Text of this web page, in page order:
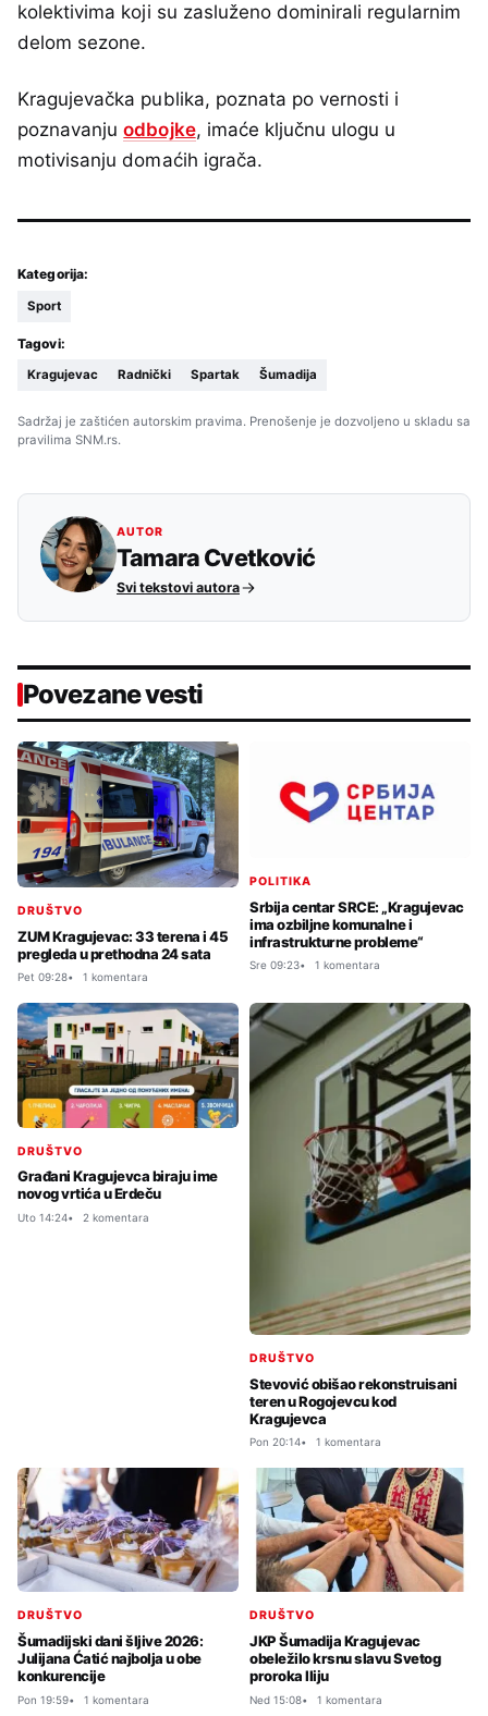
kolektivima koji su zasluženo dominirali regularnim
delom sezone.
Kragujevačka publika, poznata po vernosti i
poznavanjuodbojke, imaće ključnu ulogu u
motivisanju domaćih igrača.
Kategorija:
Sport
Tagovi:
Kragujevac Radnički Spartak Šumadija
Sadržaj je zaštićen autorskim pravima. Prenošenje je dozvoljeno u skladu sa
pravilima SNM.rs.
AUTOR
Tamara Cvetković
Svi tekstovi autora
Povezane vesti
DRUŠTVO
ZUM Kragujevac: 33 terena i 45
pregleda u prethodna 24 sata
Pet 09:28 1 komentara
POLITIKA
Srbija centar SRCE: „Kragujevac
ima ozbiljne komunalne i
infrastrukturne probleme“
Sre 09:23 1 komentara
DRUŠTVO
Građani Kragujevca biraju ime
novog vrtića u Erdeču
Uto 14:24 2 komentara
DRUŠTVO
Stevović obišao rekonstruisani
teren u Rogojevcu kod
Kragujevca
Pon 20:14 1 komentara
DRUŠTVO
Šumadijski dani šljive 2026:
Julijana Ćatić najbolja u obe
konkurencije
Pon 19:59 1 komentara
DRUŠTVO
JKP Šumadija Kragujevac
obeležilo krsnu slavu Svetog
proroka Iliju
Ned 15:08 1 komentara